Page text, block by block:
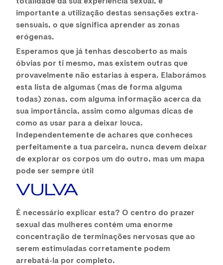
importante a utilização destas sensações extra-
sensuais, o que significa aprender as zonas
erógenas.
Esperamos que já tenhas descoberto as mais
óbvias por ti mesmo, mas existem outras que
provavelmente não estarias à espera. Elaborámos
esta lista de algumas (mas de forma alguma
todas) zonas, com alguma informação acerca da
sua importância, assim como algumas dicas de
como as usar para a deixar louca.
Independentemente de achares que conheces
perfeitamente a tua parceira, nunca devem deixar
de explorar os corpos um do outro, mas um mapa
pode ser sempre útil
VULVA
É necessário explicar esta? O centro do prazer
sexual das mulheres contém uma enorme
concentração de terminações nervosas que ao
serem estimuladas corretamente podem
arrebatá-la por completo.